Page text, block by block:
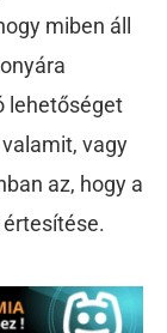
miben áll
lehetőséget
vagy
az, hogy a